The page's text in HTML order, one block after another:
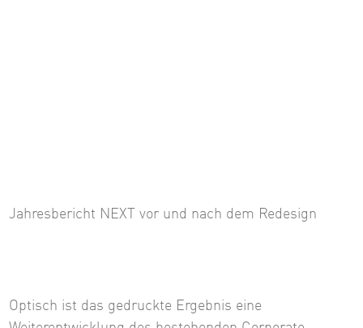
Jahresbericht NEXT vor und nach dem Redesign
Optisch ist das gedruckte Ergebnis eine